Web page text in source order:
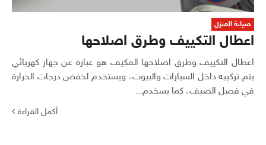
صيانة المنزل
اعطال التكييف وطرق اصلاحها
اعطال التكييف وطرق اصلاحها المكيف هو عبارة عن جهاز كهربائي
يتم تركيبه داخل السيارات والبيوت، ويستخدم لخفض درجات الحرارة
في فصل الصيف، كما يسخدم...
أكمل القراءة